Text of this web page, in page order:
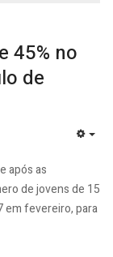
45% no
de
após as
de jovens de 15
em fevereiro, para